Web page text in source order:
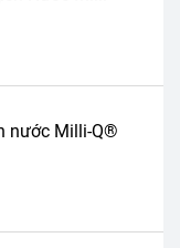
nước Milli-Q®